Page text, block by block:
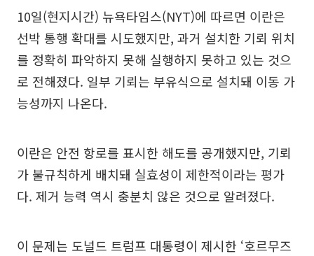
10일(현지시간) 뉴욕타임스(NYT)에 따르면 이란은
선박 통행 확대를 시도했지만, 과거 설치한 기뢰 위치
를 정확히 파악하지 못해 실행하지 못하고 있는 것으
로 전해졌다. 일부 기뢰는 부유식으로 설치돼 이동 가
능성까지 나온다.
이란은 안전 항로를 표시한 해도를 공개했지만, 기뢰
가 불규칙하게 배치돼 실효성이 제한적이라는 평가
다. 제거 능력 역시 충분치 않은 것으로 알려졌다.
이 문제는 도널드 트럼프 대통령이 제시한 ‘호르무즈